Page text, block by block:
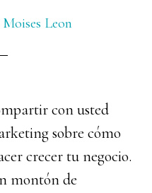
Moises Leon
con usted
sobre cómo
crecer tu negocio.
montón de